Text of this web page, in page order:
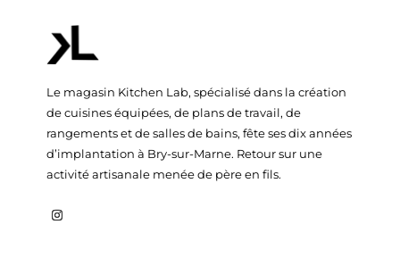
Le magasin Kitchen Lab, spécialisé dans la création
de cuisines équipées, de plans de travail, de
rangements et de salles de bains, fête ses dix années
d’implantation à Bry-sur-Marne. Retour sur une
activité artisanale menée de père en fils.